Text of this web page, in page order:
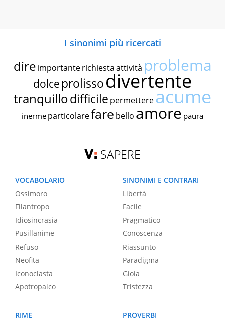
I sinonimi più ricercati
dire importante richiestaattività problema
dolce prolissodivertente
tranquillodifficile permettereacume
inerme particolarefare bello amore paura
SAPERE
VOCABOLARIO
Ossimoro
Filantropo
Idiosincrasia
Pusillanime
Refuso
Neofita
Iconoclasta
Apotropaico
SINONIMI E CONTRARI
Libertà
Facile
Pragmatico
Conoscenza
Riassunto
Paradigma
Gioia
Tristezza
RIME
PROVERBI